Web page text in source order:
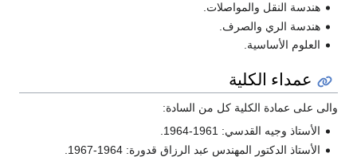
هندسة النقل والمواصلات.
هندسة الري والصرف.
العلوم الأساسية.
عمداء الكلية
والى على عمادة الكلية كل من السادة:
الأستاذ وجيه القدسي: 1961-1964.
الأستاذ الدكتور المهندس عبد الرزاق قدورة: 1964-1967.